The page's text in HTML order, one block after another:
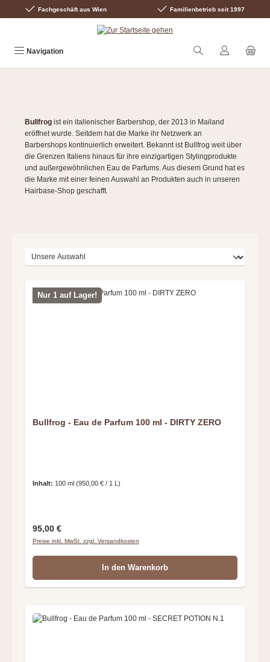
Zum Hauptinhalt springen
Fachgeschäft aus Wien Familienbetrieb seit 1997
Navigation
Bullfrog ist ein italienischer Barbershop, der 2013 in Mailand
eröffnet wurde. Seitdem hat die Marke ihr Netzwerk an
Barbershops kontinuierlich erweitert. Bekannt ist Bullfrog weit über
die Grenzen Italiens hinaus für ihre einzigartigen Stylingprodukte
und außergewöhnlichen Eau de Parfums. Aus diesem Grund hat es
die Marke mit einer feinen Auswahl an Produkten auch in unseren
Hairbase-Shop geschafft.
Nur 1 auf Lager!
Bullfrog - Eau de Parfum 100 ml - DIRTY ZERO
Inhalt: 100 ml (950,00 € / 1 L)
Regulärer Preis:
95,00 €
Preise inkl. MwSt. zzgl. Versandkosten
In den Warenkorb